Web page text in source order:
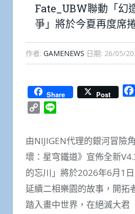
Fate_UBW聯動「幻
爭」將於今夏再度席
作者: GAMENEWS 日期: 26/05/
Share Post
Copy
由NIJIGEN代理的銀河冒險
壞：星穹鐵道》宣佈全新
的忘川」將於2026年6月1
延續二相樂園的故事，開拓
踏入畫中世界，在絕滅大君